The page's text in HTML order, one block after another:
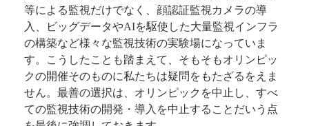
等による監視だけでなく、顔認証監視カメラの導
入、ビッグデータやAIを駆使した大量監視インフラ
の構築など様々な監視技術の実験場になっていま
す。こうしたことも踏まえて、そもそもオリンピッ
クの開催そのものに私たちは疑問をもたざるをえま
せん。最善の選択は、オリンピックを中止し、すべ
ての監視技術の開発・導入を中止することだいう点